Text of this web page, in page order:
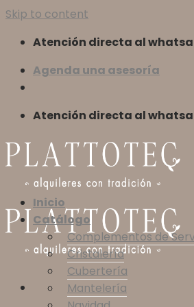
Skip to content
Atención directa al
Agenda una asesoría
Atención directa al
Inicio
Catálogo
Complementos de
Cristalería
Cubertería
Mantelería